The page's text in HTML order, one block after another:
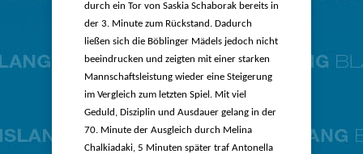
durch ein Tor von Saskia Schaborak bereits in
der 3. Minute zum Rückstand. Dadurch
ließen sich die Böblinger Mädels jedoch nicht
beeindrucken und zeigten mit einer starken
Mannschaftsleistung wieder eine Steigerung
im Vergleich zum letzten Spiel. Mit viel
Geduld, Disziplin und Ausdauer gelang in der
70. Minute der Ausgleich durch Melina
Chalkiadaki, 5 Minuten später traf Antonella